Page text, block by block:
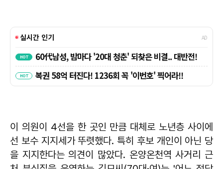
이 의원이 4선을 한 곳인 만큼 대체로 노년층 사이에
선 보수 지지세가 뚜렷했다. 특히 후보 개인이 아닌 당
을 지지한다는 의견이 많았다. 온양온천역 사거리 근